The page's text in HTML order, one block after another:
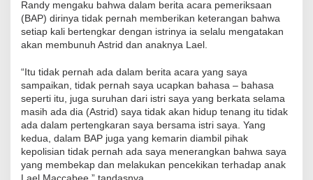
Randy mengaku bahwa dalam berita acara pemeriksaan
(BAP) dirinya tidak pernah memberikan keterangan bahwa
setiap kali bertengkar dengan istrinya ia selalu mengatakan
akan membunuh Astrid dan anaknya Lael.
“Itu tidak pernah ada dalam berita acara yang saya
sampaikan, tidak pernah saya ucapkan bahasa – bahasa
seperti itu, juga suruhan dari istri saya yang berkata selama
masih ada dia (Astrid) saya tidak akan hidup tenang itu tidak
ada dalam pertengkaran saya bersama istri saya. Yang
kedua, dalam BAP juga yang kemarin diambil pihak
kepolisian tidak pernah ada saya menerangkan bahwa saya
yang membekap dan melakukan pencekikan terhadap anak